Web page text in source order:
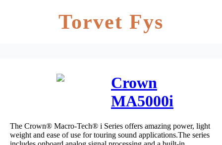
Torvet Fys
Crown
MA5000i
Macro-Tech i
Forstærker 2 x
The Crown® Macro-Tech® i Series offers amazing power, light
weight and ease of use for touring sound applications.The series